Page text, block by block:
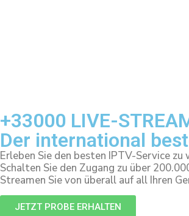
+33000 LIVE-
Der international
Erleben Sie den besten IPTV-Service
Schalten Sie den Zugang zu über
Streamen Sie von überall auf all Ihren
JETZT PROBE ERHALTEN